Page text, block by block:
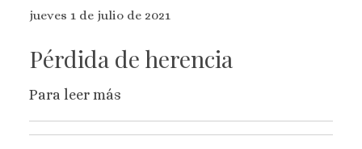
jueves 1 de julio de 2021
Pérdida de herencia
Para leer más